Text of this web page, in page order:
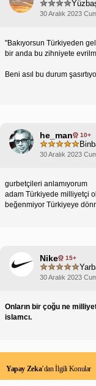
30 Aralık 2023
"Bakıyorsun Türkiyeden
bir anda bu zihniyete
Beni asıl bu durum
he_man 10+
30 Aralık 2023
gurbetçileri anlamıyorum
adam Türkiyede milliyetçi
beğenmiyor Türkiyeye
Nike 15+
30 Aralık 2023
Onların bir çoğu ne
islamcı.
Yapay Zeka’dan İlgili Konular